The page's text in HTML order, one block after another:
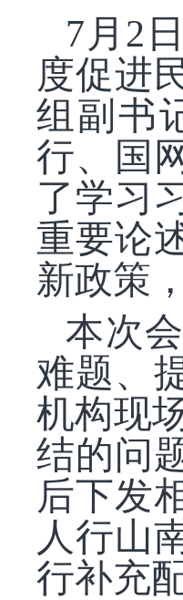
7月2
度促进
组副书
行、国
了学习
重要论
新政策
本次
难题、
机构现
结的问
后下发
人行山
行补充